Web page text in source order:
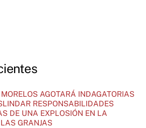
AGOTARÁ INDAGATORIAS
RESPONSABILIDADES
DE UNA EXPLOSIÓN EN LA
GRANJAS